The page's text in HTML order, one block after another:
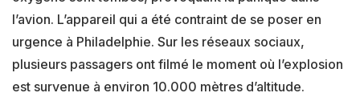
l’avion. L’appareil qui a été contraint de se poser en
urgence à Philadelphie. Sur les réseaux sociaux,
plusieurs passagers ont filmé le moment où l’explosion
est survenue à environ 10.000 mètres d’altitude.